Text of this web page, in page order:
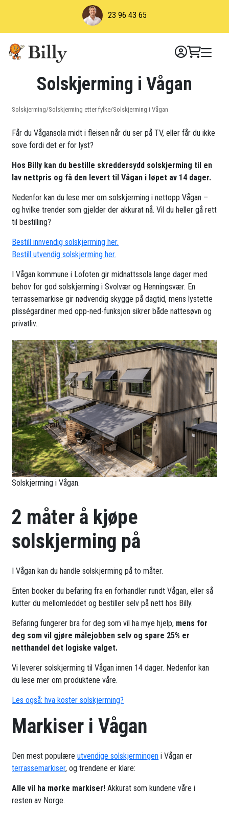
23 96 43 65
Solskjerming i Vågan
Solskjerming/Solskjerming etter fylke/Solskjerming i Vågan
Får du Vågansola midt i fleisen når du ser på TV, eller får du ikke
sove fordi det er for lyst?
Hos Billy kan du bestille skreddersydd solskjerming til en
lav nettpris og få den levert til Vågan i løpet av 14 dager.
Nedenfor kan du lese mer om solskjerming i nettopp Vågan –
og hvilke trender som gjelder der akkurat nå. Vil du heller gå rett
til bestilling?
Bestill innvendig solskjerming her.
Bestill utvendig solskjerming her.
I Vågan kommune i Lofoten gir midnattssola lange dager med
behov for god solskjerming i Svolvær og Henningsvær. En
terrassemarkise gir nødvendig skygge på dagtid, mens lystette
plisségardiner med opp-ned-funksjon sikrer både nattesøvn og
privatliv..
Solskjerming i Vågan.
2 måter å kjøpe
solskjerming på
I Vågan kan du handle solskjerming på to måter.
Enten booker du befaring fra en forhandler rundt Vågan, eller så
kutter du mellomleddet og bestiller selv på nett hos Billy.
Befaring fungerer bra for deg som vil ha mye hjelp, mens for
deg som vil gjøre målejobben selv og spare 25% er
netthandel det logiske valget.
Vi leverer solskjerming til Vågan innen 14 dager. Nedenfor kan
du lese mer om produktene våre.
Les også: hva koster solskjerming?
Markiser i Vågan
Den mest populæreutvendige solskjermingen i Vågan er
terrassemarkiser, og trendene er klare:
Alle vil ha mørke markiser! Akkurat som kundene våre i
resten av Norge.